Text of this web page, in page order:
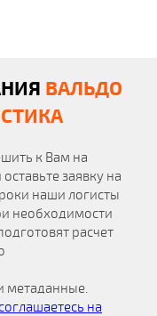
ВАЛЬДО
к Вам на
заявку на
наши логисты
необходимости
расчет
метаданные.
соглашаетесь на